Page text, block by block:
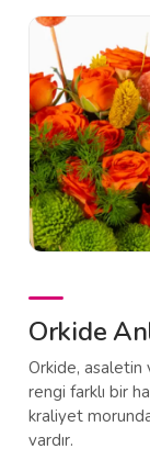
Orkide
Orkide, asaletin
rengi farklı bir
kraliyet
vardır.